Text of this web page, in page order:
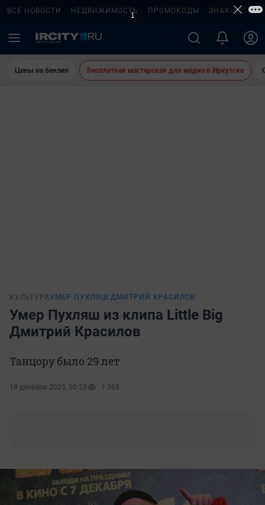
ВСЕ НОВОСТИ НЕДВИЖИМОСТЬ ПРОМОКОДЫ ЗНАКОМСТВА
Цены на бензин Бесплатная мастерская для медиа в Иркутске
КУЛЬТУРА УМЕР ПУХЛЯШ ДМИТРИЙ КРАСИЛОВ
Умер Пухляш из клипа Little Big
Дмитрий Красилов
Танцору было 29 лет
19 декабря 2023, 00:53 1 365